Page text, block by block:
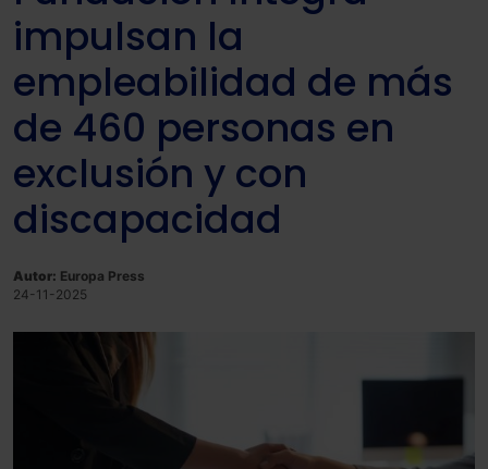
impulsan la
empleabilidad de más
de 460 personas en
exclusión y con
discapacidad
Autor: Europa Press
24-11-2025